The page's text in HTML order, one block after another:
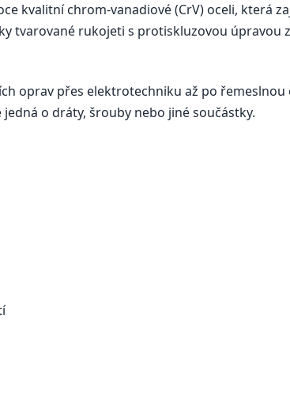
kvalitní chrom-vanadiové (CrV) oceli, která
tvarované rukojeti s protiskluzovou úpravou
oprav přes elektrotechniku až po řemeslnou
o dráty, šrouby nebo jiné součástky.